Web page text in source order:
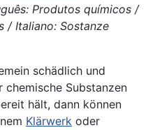
Produtos químicos /
/ Italiano: Sostanze
schädlich und
chemische Substanzen
hält, dann können
Klärwerk oder